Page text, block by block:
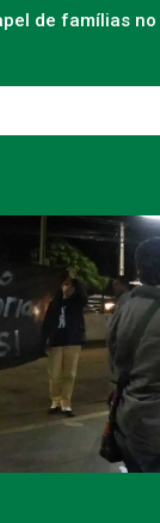
de famílias no